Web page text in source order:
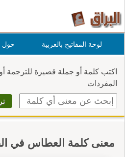
لوحة المفاتيح بالعربية حول
اكتب كلمة أو جملة قصيرة
المفردات
معنى كلمة العطاس في